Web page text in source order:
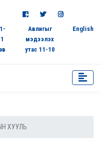
Авлигыг
мэдээлэх
утас 11-10
English
ХУУЛЬ